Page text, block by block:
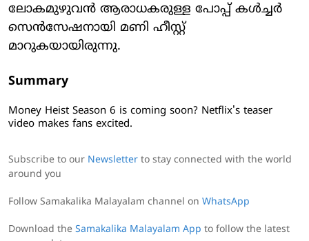
ലോകമുഴുവന്‍ ആരാധകരുള്ള പോപ്പ് കള്‍ച്ചര്‍
സെന്‍സേഷനായി മണി ഹീസ്റ്റ്
മാറുകയായിരുന്നു.
Summary
Money Heist Season 6 is coming soon? Netflix's teaser
video makes fans excited.
Subscribe to our Newsletter to stay connected with the world
around you
Follow Samakalika Malayalam channel on WhatsApp
Download the Samakalika Malayalam App to follow the latest